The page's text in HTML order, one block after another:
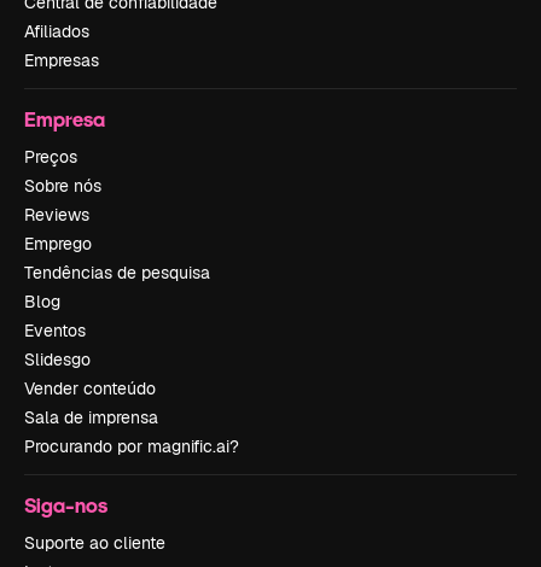
Afiliados
Empresas
Empresa
Preços
Sobre nós
Reviews
Emprego
Tendências de pesquisa
Blog
Eventos
Slidesgo
Vender conteúdo
Sala de imprensa
Procurando por magnific.ai?
Siga-nos
Suporte ao cliente